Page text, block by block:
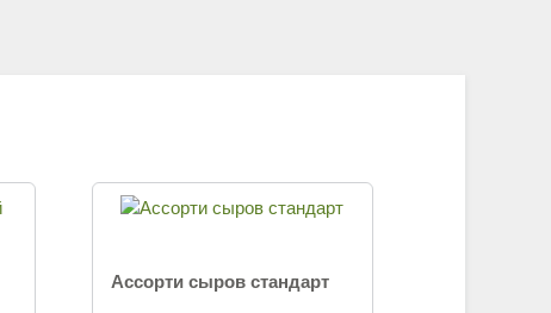
Ассорти сыров стандарт